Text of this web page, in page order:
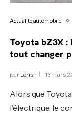
Actualité automobile
Toyota bZ3X
tout changer
par Loris 13 mars
Alors que
l’électrique, le